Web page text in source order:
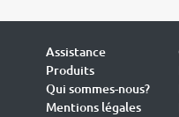
Assistance
Produits
Qui sommes-nous?
Mentions légales